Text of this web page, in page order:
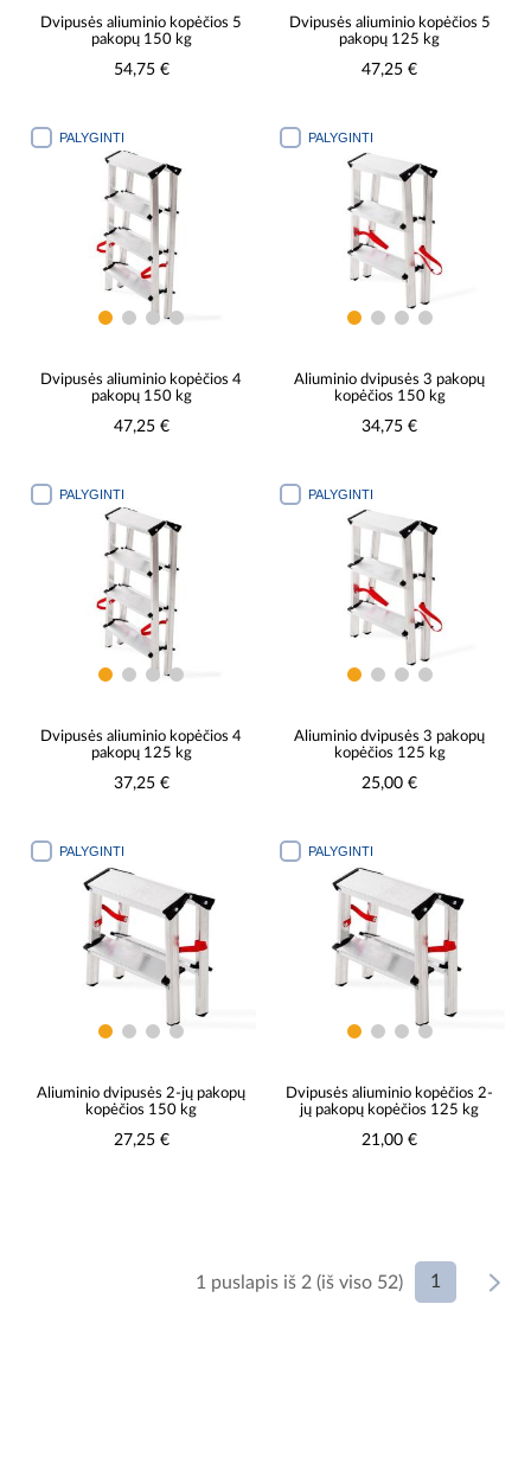
Dvipusės aliuminio kopėčios 5
pakopų 150 kg
54,75 €
Dvipusės aliuminio kopėčios 5
pakopų 125 kg
47,25 €
PALYGINTI
Dvipusės aliuminio kopėčios 4
pakopų 150 kg
47,25 €
PALYGINTI
Aliuminio dvipusės 3 pakopų
kopėčios 150 kg
34,75 €
PALYGINTI
Dvipusės aliuminio kopėčios 4
pakopų 125 kg
37,25 €
PALYGINTI
Aliuminio dvipusės 3 pakopų
kopėčios 125 kg
25,00 €
PALYGINTI
Aliuminio dvipusės 2-jų pakopų
kopėčios 150 kg
27,25 €
PALYGINTI
Dvipusės aliuminio kopėčios 2-
jų pakopų kopėčios 125 kg
21,00 €
1 puslapis iš 2 (iš viso 52) 1